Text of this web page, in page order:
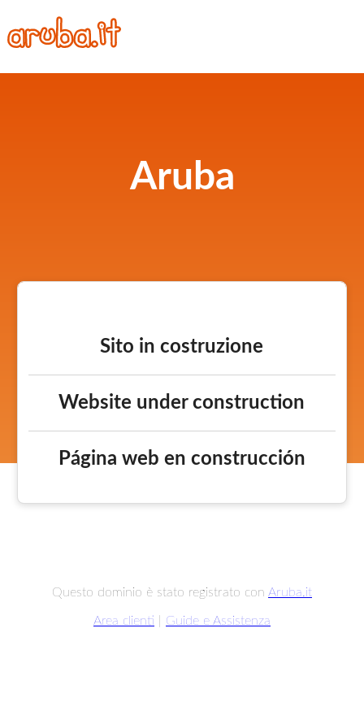
Aruba
Sito in costruzione
Website under construction
Página web en construcción
Questo dominio è stato registrato con Aruba.it
Area clienti Guide e Assistenza